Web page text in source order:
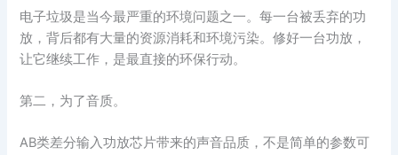
电子垃圾是当今最严重的环境问题之一。每一台被丢弃的功
放，背后都有大量的资源消耗和环境污染。修好一台功放，
让它继续工作，是最直接的环保行动。
第二，为了音质。
AB类差分输入功放芯片带来的声音品质，不是简单的参数可